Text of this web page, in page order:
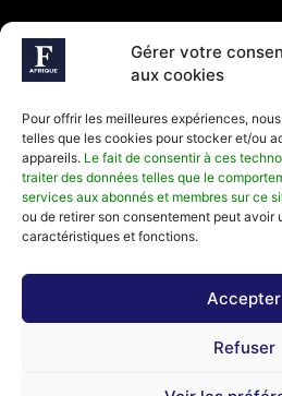
Gérer votre
aux cookies
Pour offrir les meilleures expériences,
telles que les cookies pour stocker et/ou
appareils. Le fait de consentir à ces
traiter des données telles que le
services aux abonnés et membres sur ce
ou de retirer son consentement peut avoir
caractéristiques et fonctions.
Accepter
Refuser
JOINDRE L'ÉQUIPE
Rédaction
Développement commercial
Communiquer avec Forbes Afrique
Média Kit 2026
Abonnez-vous à la newsletter de
régulièrement nos meilleurs articles